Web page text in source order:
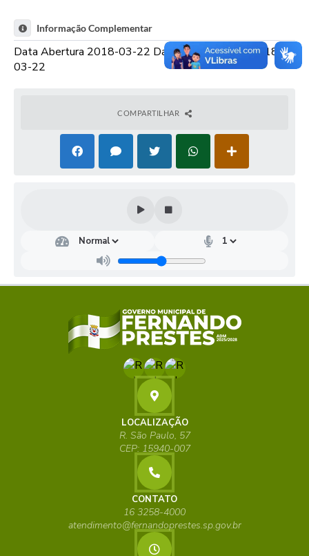
Informação Complementar
Data Abertura 2018-03-22 Data Encerramento 2018-
03-22
COMPARTILHAR
LOCALIZAÇÃO
R. São Paulo, 57
CEP: 15940-007
CONTATO
16 3258-4000
atendimento@fernandoprestes.sp.gov.br